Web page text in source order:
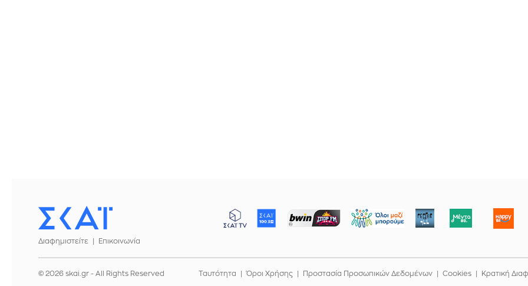
Διαφημιστείτε
Επικοινωνία
© 2026 skai.gr - All Rights Reserved Ταυτότητα Όροι Χρήσης Προστασία Προσωπικών Δεδομένων Cookies Κρατική